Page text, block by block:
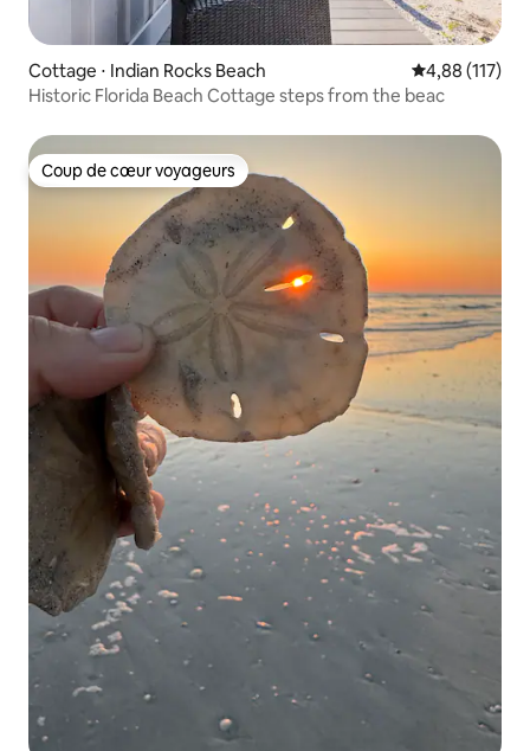
Cottage ⋅ Indian Rocks Beach Évaluation
4,88 (117)
Historic Florida Beach Cottage steps from the beac
Coup de cœur voyageurs
Coup de cœur voyageurs